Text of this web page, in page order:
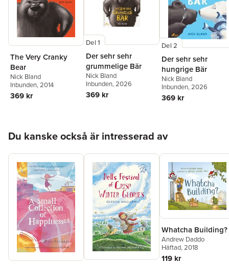
The Very Cranky
Bear
Nick Bland
Inbunden, 2014
369 kr
Del 1
Der sehr sehr
grummelige Bär
Nick Bland
Inbunden, 2026
369 kr
Del 2
Der sehr sehr
hungrige Bär
Nick Bland
Inbunden, 2026
369 kr
Du kanske också är intresserad av
Whatcha Building?
Andrew Daddo
Häftad, 2018
119 kr